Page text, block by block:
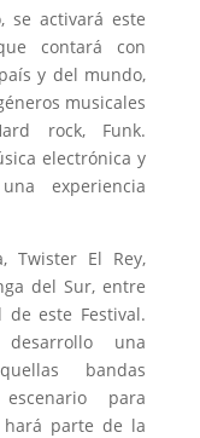
se activará este
contará con
y del mundo,
musicales
rock, Funk.
electrónica y
experiencia
Twister El Rey,
del Sur, entre
este Festival.
una
bandas
para
parte de la